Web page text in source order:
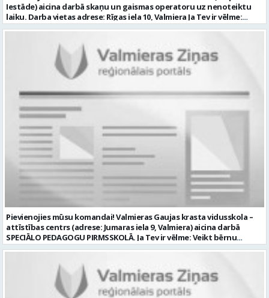
lūdzam kandidātam norādīt savu piekrišanu personas datu
saglabāšanai. Profesija: AUTOMOBIĻA VADĪTĀJS Darba vietas adrese:
LATVIJA, Brandeļi, Brandeļi, Kocēnu pag., Valmieras nov. Darba laika
veids: Maiņu darbs Darbības joma: Pakalpojumi Pieteikto vietu
skaits: 1 Aktuāla līdz: 2026-08-21 Kontaktpersona: CV ar norādi
vakancei lūdzu sūtīt uz e-pastu info@vtu-valmiera.lv vai iesniegt
Iestāde) aicina darbā skaņu un gaismas operatoru uz nenoteiktu
laiku. Darba vietas adrese: Rīgas iela 10, Valmiera Ja Tev ir vēlme:
nodrošināt skaņas un gaismas iekārtu un to vadības sistēmas
operatora pienākumus pasākumos Iestādēs telpās un ārpus tām
Iestādes; piemērot skaņas un gaismas mākslinieciskos risinājumus
pasākumos, plānot un organizēt apskaņošanas un gaismošanas
procesu, kā arī veikt pasākumu apskaņošanu un gaismošanu;
piedalīties Iestādes organizēto pasākumu tehniskajā uzbūvē un
nobūvē, sniegtu tehnisko atbalstu; pārzināt darbā lietojamo
tehnisko un elektroiekārtu darbības principus, lietošanas
noteikumus; un ja Tev ir: vismaz divu gadu pieredze līdzīgā darbā vai
amatā; labas datorprasmes; valsts valodas prasmes atbilstoši Valsts
valodas likuma prasībām; kompetences: prasme patstāvīgi pieņemt
lēmumus un organizēt savu darbu; lieliskas komunikācijas spējas;
precizitāte; pozitīva un atbildīga attieksme pret darbu; prasme
sadarboties un strādāt komandā; mēs piedāvājam: pamatalgu
pārbaudes laikā 985.00 EUR, pēc pārbaudes laika 1035.00 EUR pirms
nodokļu nomaksas; iespēju saņemt atvaļinājuma pabalstu darba un
līdzfinansētu veselības apdrošināšanu pēc pārbaudes laika beigām,
kā arī citas sociālās garantijas/labumus atbilstoši darba rezultātam
un normatīvajos aktos noteiktajam; drošu un sakārtotu darba vidi;
darbu atsaucīgu kolēģu komandā. CV un pieteikuma vēstuli lūdzam
iesniegt Valmieras Kultūras centrā (adrese: Rīgas iela 10, Valmiera,
Valmieras novads) vai nosūtīt uz e-pastu
kultura@valmierasnovads.lv ar norādi “Skaņu un gaismas operatora
amatam” līdz 2026. gada 24. augustam. Tālrunis papildu informācijai:
Pievienojies mūsu komandai! Valmieras Gaujas krasta vidusskola –
attīstības centrs (adrese: Jumaras iela 9, Valmiera) aicina darbā
SPECIĀLO PEDAGOGU PIRMSSKOLĀ. Ja Tev ir vēlme: Veikt bērnu
attīstības, mācīšanās un speciālo vajadzību izvērtēšanu savas
nodarbības bērniem ar speciālām izglītības vajadzībām Izstrādāt
individuālos atbalsta pasākumus un piedalīties individuālo
izglītības programmu izstrādē un īstenošanā Sniegt metodisku